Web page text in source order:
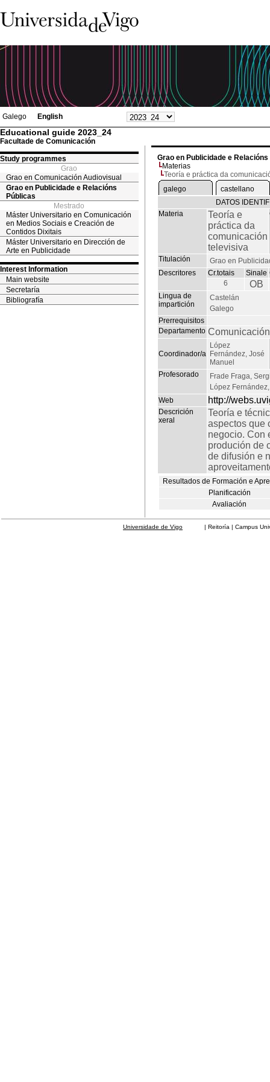
Galego English
Educational guide 2023_24
Facultade de Comunicación
Study programmes
Grao
Grao en Comunicación Audiovisual
Grao en Publicidade e Relacións
Públicas
Mestrado
Máster Universitario en Comunicación
en Medios Sociais e Creación de
Contidos Dixitais
Máster Universitario en Dirección de
Arte en Publicidade
Interest Information
Main website
Secretaría
Bibliografía
Grao en Publicidade e
Materias
Teoría e práctica da
galego
castellano
DATOS
Materia
Teoría e
práctica da
comunicación
televisiva
Titulación
Grao en
Descritores
Cr.totais Sinale
6
OB
Lingua de
impartición
Castelán
Galego
Prerrequisitos
Departamento
Coordinador/a
López
Fernández, José
Manuel
Profesorado
Frade Fraga,
López
Web
http://
Descrición
xeral
Teoría e
aspectos que
negocio. Con
produción de
de difusión e
Resultados de Formación e
Planificación
Avaliación
Universidade de Vigo | Reitoría | Campus